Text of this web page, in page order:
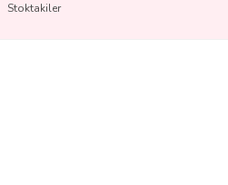
Stoktakiler